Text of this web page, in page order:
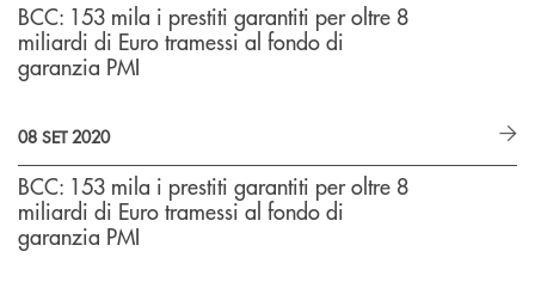
BCC: 153 mila i prestiti garantiti per oltre 8
miliardi di Euro tramessi al fondo di
garanzia PMI
08 SET 2020
BCC: 153 mila i prestiti garantiti per oltre 8
miliardi di Euro tramessi al fondo di
garanzia PMI